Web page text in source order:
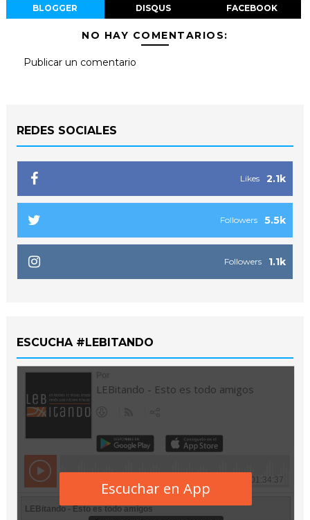
BLOGGER DISQUS FACEBOOK
NO HAY COMENTARIOS:
Publicar un comentario
REDES SOCIALES
2.1k
Likes
5.5k
Followers
1.1k
Followers
ESCUCHA #LEBITANDO